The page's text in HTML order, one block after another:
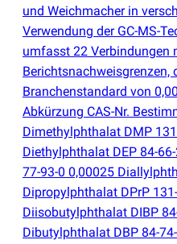
und Weichmacher in
Verwendung der GC-MS-
umfasst 22 Verbindungen
Berichtsnachweisgrenzen,
Branchenstandard von
Abkürzung CAS-Nr.
Dimethylphthalat DMP
Diethylphthalat DEP 84-
77-93-0 0,00025
Dipropylphthalat DPrP
Diisobutylphthalat DIBP
Dibutylphthalat DBP 84-